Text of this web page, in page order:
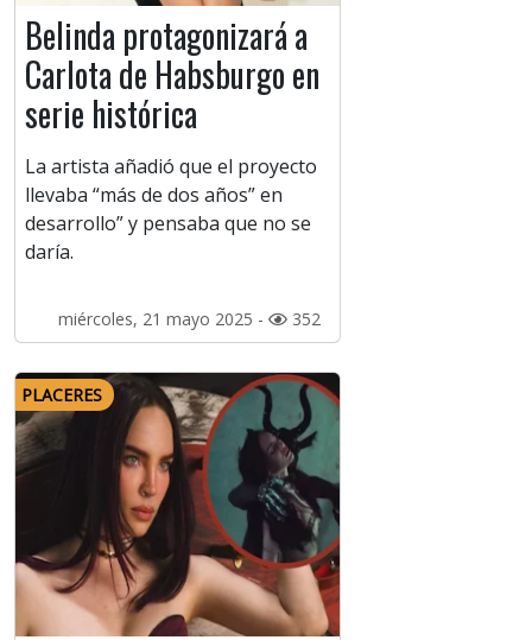
Belinda protagonizará a
Carlota de Habsburgo en
serie histórica
La artista añadió que el proyecto
llevaba “más de dos años” en
desarrollo” y pensaba que no se
daría.
miércoles, 21 mayo 2025 - 352
PLACERES